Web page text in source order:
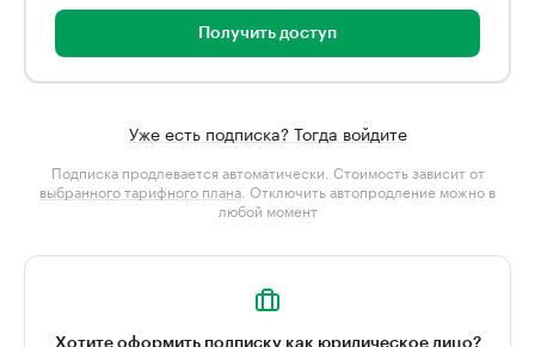
Получить доступ
Уже есть подписка? Тогда войдите
Подписка продлевается автоматически. Стоимость зависит от
выбранного тарифного плана . Отключить автопродление можно в
любой момент
Хотите оформить подписку как юридическое лицо?